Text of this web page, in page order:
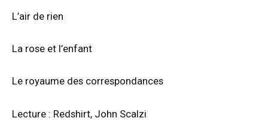
L’air de rien
La rose et l’enfant
Le royaume des correspondances
Lecture : Redshirt, John Scalzi